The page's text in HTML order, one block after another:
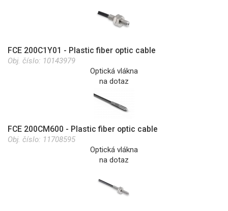
FCE 200C1Y01 - Plastic fiber optic cable
Obj. číslo: 10143979
Optická vlákna
na dotaz
FCE 200CM600 - Plastic fiber optic cable
Obj. číslo: 11708595
Optická vlákna
na dotaz